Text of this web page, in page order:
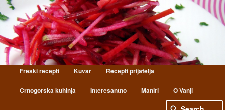
Main
Skip
to
Skip
to
Freški recepti Kuvar Recepti prijatelja
Crnogorska kuhinja Interesantno Maniri O Vanji